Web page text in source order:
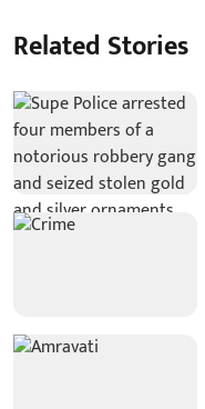
Related Stories